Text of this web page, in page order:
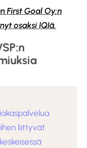
First Goal Oy:n
osaksi IQIä.
liittyvät